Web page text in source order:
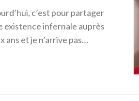
c’est pour partager
existence infernale auprès
ans et je n’arrive pas…